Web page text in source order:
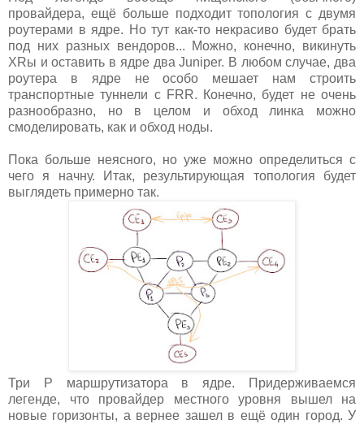
провайдера, ещё больше подходит топология с двумя
роутерами в ядре. Но тут как-то некрасиво будет брать
под них разных вендоров... Можно, конечно, викинуть
XRы и оставить в ядре два Juniper. В любом случае, два
роутера в ядре не особо мешает нам строить
транспортные туннели с FRR. Конечно, будет не очень
разнообразно, но в целом и обход линка можно
смоделировать, как и обход ноды.
Пока больше неясного, но уже можно определиться с
чего я начну. Итак, результирующая топология будет
выглядеть примерно так.
Три P маршрутизатора в ядре. Придерживаемся
легенде, что провайдер местного уровня вышел на
новые горизонты, а вернее зашел в ещё один город. У